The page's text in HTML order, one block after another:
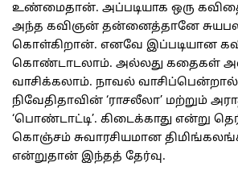
உண்மைதான். அப்படியாக ஒரு
அந்த கவிஞன் தன்னைத்தானே
கொள்கிறான். எனவே இப்படியான
கொண்டாடலாம். அல்லது கதைகள்
வாசிக்கலாம். நாவல் வாசிப்பென்றால்
நிவேதிதாவின் ‘ராசலீலா’ மற்றும்
‘பொண்டாட்டி’. கிடைக்காது என்று
கொஞ்சம் சுவாரசியமான
என்றுதான் இந்தத் தேர்வு.